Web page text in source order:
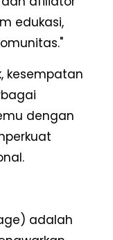
edukasi,
kesempatan
dengan
adalah